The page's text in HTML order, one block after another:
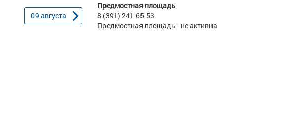
09 августа
Предмостная площадь
8 (391) 241-65-53
Предмостная площадь - не активна